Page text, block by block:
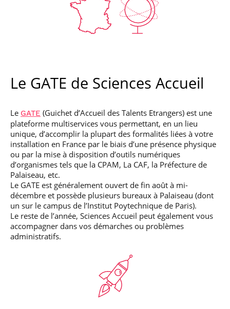
Filière Systèmes
logiciels répartis
Filière Signal
Processing & Artificial
Intelligence
Le GATE de Sciences Accueil
Le GATE (Guichet d’Accueil des Talents Etrangers) est une
plateforme multiservices vous permettant, en un lieu
unique, d’accomplir la plupart des formalités liées à votre
installation en France par le biais d’une présence physique
ou par la mise à disposition d’outils numériques
d’organismes tels que la CPAM, La CAF, la Préfecture de
Palaiseau, etc.
Le GATE est généralement ouvert de fin août à mi-
décembre et possède plusieurs bureaux à Palaiseau (dont
un sur le campus de l’Institut Poytechnique de Paris).
Le reste de l’année, Sciences Accueil peut également vous
accompagner dans vos démarches ou problèmes
administratifs.